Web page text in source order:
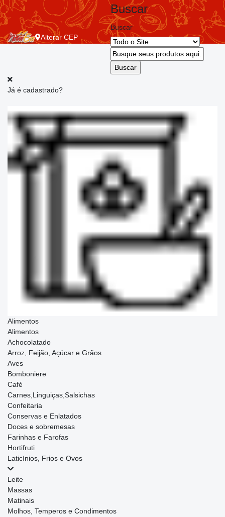
Alterar CEP
Buscar
Buscar
Já é cadastrado?
Alimentos
Alimentos
Achocolatado
Arroz, Feijão, Açúcar e Grãos
Aves
Bomboniere
Café
Carnes,Linguiças,Salsichas
Confeitaria
Conservas e Enlatados
Doces e sobremesas
Farinhas e Farofas
Hortifruti
Laticínios, Frios e Ovos
Leite
Massas
Matinais
Molhos, Temperos e Condimentos